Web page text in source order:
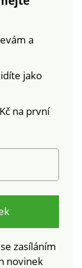
a
jako
na první
zasíláním
novinek